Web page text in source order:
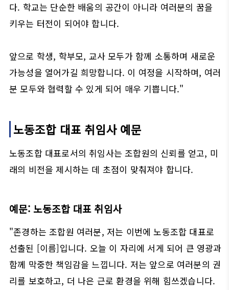
다. 학교는 단순한 배움의 공간이 아니라 여러분의 꿈을
키우는 터전이 되어야 합니다.
앞으로 학생, 학부모, 교사 모두가 함께 소통하며 새로운
가능성을 열어가길 희망합니다. 이 여정을 시작하며, 여러
분 모두와 협력할 수 있게 되어 매우 기쁩니다."
노동조합 대표 취임사 예문
노동조합 대표로서의 취임사는 조합원의 신뢰를 얻고, 미
래의 비전을 제시하는 데 초점이 맞춰져야 합니다.
예문: 노동조합 대표 취임사
"존경하는 조합원 여러분, 저는 이번에 노동조합 대표로
선출된 [이름]입니다. 오늘 이 자리에 서게 되어 큰 영광과
함께 막중한 책임감을 느낍니다. 저는 앞으로 여러분의 권
리를 보호하고, 더 나은 근로 환경을 위해 힘쓰겠습니다.